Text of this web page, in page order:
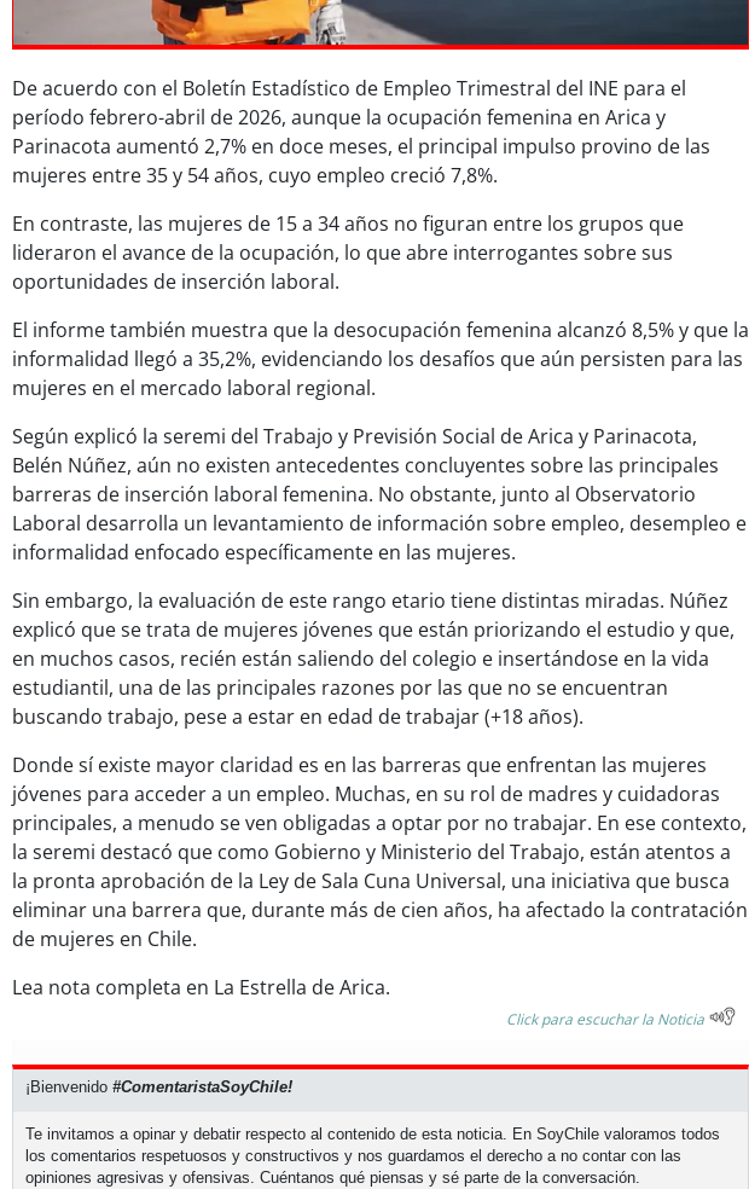
De acuerdo con el Boletín Estadístico de Empleo Trimestral del INE para el
período febrero-abril de 2026, aunque la ocupación femenina en Arica y
Parinacota aumentó 2,7% en doce meses, el principal impulso provino de las
mujeres entre 35 y 54 años, cuyo empleo creció 7,8%.
En contraste, las mujeres de 15 a 34 años no figuran entre los grupos que
lideraron el avance de la ocupación, lo que abre interrogantes sobre sus
oportunidades de inserción laboral.
El informe también muestra que la desocupación femenina alcanzó 8,5% y que la
informalidad llegó a 35,2%, evidenciando los desafíos que aún persisten para las
mujeres en el mercado laboral regional.
Según explicó la seremi del Trabajo y Previsión Social de Arica y Parinacota,
Belén Núñez, aún no existen antecedentes concluyentes sobre las principales
barreras de inserción laboral femenina. No obstante, junto al Observatorio
Laboral desarrolla un levantamiento de información sobre empleo, desempleo e
informalidad enfocado específicamente en las mujeres.
Sin embargo, la evaluación de este rango etario tiene distintas miradas. Núñez
explicó que se trata de mujeres jóvenes que están priorizando el estudio y que,
en muchos casos, recién están saliendo del colegio e insertándose en la vida
estudiantil, una de las principales razones por las que no se encuentran
buscando trabajo, pese a estar en edad de trabajar (+18 años).
Donde sí existe mayor claridad es en las barreras que enfrentan las mujeres
jóvenes para acceder a un empleo. Muchas, en su rol de madres y cuidadoras
principales, a menudo se ven obligadas a optar por no trabajar. En ese contexto,
la seremi destacó que como Gobierno y Ministerio del Trabajo, están atentos a
la pronta aprobación de la Ley de Sala Cuna Universal, una iniciativa que busca
eliminar una barrera que, durante más de cien años, ha afectado la contratación
de mujeres en Chile.
Lea nota completa en La Estrella de Arica.
Click para escuchar la Noticia
¡Bienvenido #ComentaristaSoyChile!
Te invitamos a opinar y debatir respecto al contenido de esta noticia. En SoyChile valoramos todos
los comentarios respetuosos y constructivos y nos guardamos el derecho a no contar con las
opiniones agresivas y ofensivas. Cuéntanos qué piensas y sé parte de la conversación.